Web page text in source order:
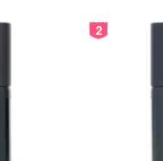
2